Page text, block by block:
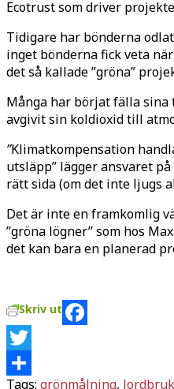
Ecotrust som driver
Tidigare har bönderna
inget bönderna fick veta
det så kallade ”gröna”
Många har börjat fälla sina
avgivit sin koldioxid till
”Klimatkompensation
utsläpp” lägger ansvaret
rätt sida (om det inte ljugs
Det är inte en framkomlig
”gröna lögner” som hos
det kan bara en planerad
Skriv ut
Facebook
Twitter
Tags: grönmålning, Jordbruk